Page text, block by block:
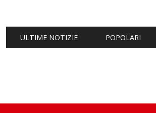
ULTIME NOTIZIE POPOLARI